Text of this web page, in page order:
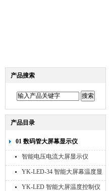
产品搜索
产品目录
01 数码管大屏幕显示仪
智能电压电流大屏显示仪
YK-LED-34 智能大屏幕温度显
示仪
YK-LED 智能大屏温度控制仪